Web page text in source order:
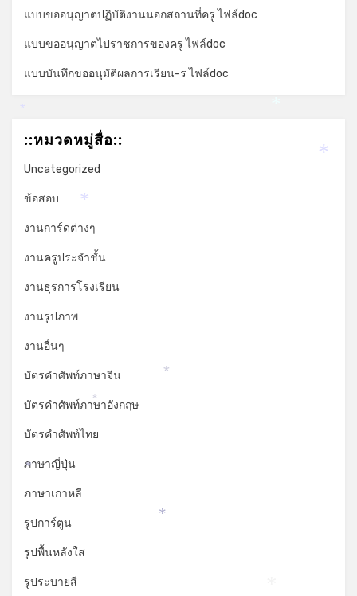
แบบขออนุญาตปฏิบัติงานนอกสถานที่ครู ไฟล์doc
แบบขออนุญาตไปราชการของครู ไฟล์doc
แบบบันทึกขออนุมัติผลการเรียน-ร ไฟล์doc
::หมวดหมู่สื่อ::
Uncategorized
ข้อสอบ
งานการ์ดต่างๆ
งานครูประจำชั้น
งานธุรการโรงเรียน
งานรูปภาพ
งานอื่นๆ
บัตรคำศัพท์ภาษาจีน
บัตรคำศัพท์ภาษาอังกฤษ
บัตรคำศัพท์ไทย
ภาษาญี่ปุ่น
ภาษาเกาหลี
รูปการ์ตูน
รูปพื้นหลังใส
รูประบายสี
*